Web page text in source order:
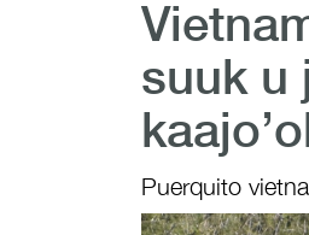
suuk u
Puerquito